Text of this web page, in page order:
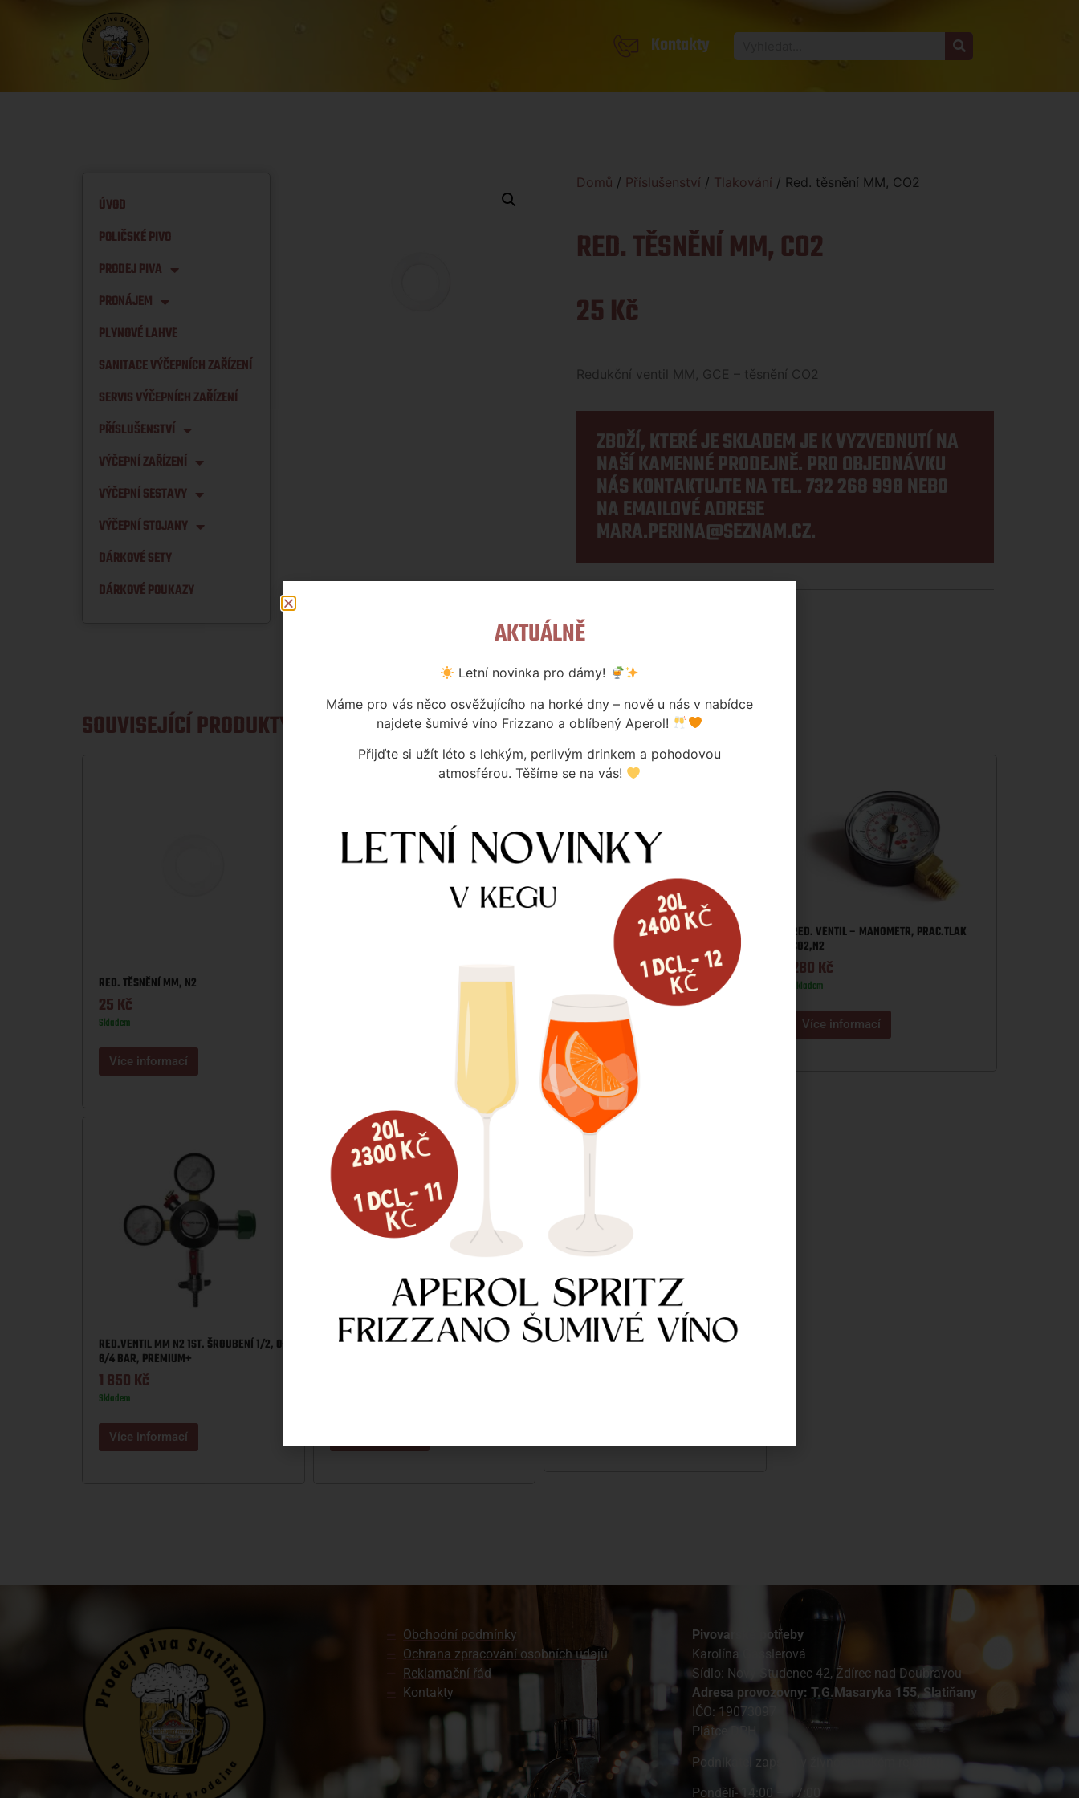
Kontakty
ÚVOD
POLIČSKÉ PIVO
PRODEJ PIVA
PRONÁJEM
PLYNOVÉ LAHVE
SANITACE VÝČEPNÍCH ZAŘÍZENÍ
SERVIS VÝČEPNÍCH ZAŘÍZENÍ
PŘÍSLUŠENSTVÍ
VÝČEPNÍ ZAŘÍZENÍ
VÝČEPNÍ SESTAVY
VÝČEPNÍ STOJANY
DÁRKOVÉ SETY
DÁRKOVÉ POUKAZY
Domů / Příslušenství / Tlakování / Red. těsnění MM, CO2
RED. TĚSNĚNÍ MM, CO2
25Kč
Redukční ventil MM, GCE – těsnění CO2
ZBOŽÍ, KTERÉ JE SKLADEM JE K VYZVEDNUTÍ NA
NAŠÍ KAMENNÉ PRODEJNĚ. PRO OBJEDNÁVKU
NÁS KONTAKTUJTE NA TEL.732 268 998 NEBO
NA EMAILOVÉ ADRESE
MARA.PERINA@SEZNAM.CZ.
Kategorie:
SOUVISEJÍCÍ PRODUKTY
RED. TĚSNĚNÍ MM, N2
25Kč
Skladem
Více informací
TERMOSTAT TS RANCO K50-H2005
REDUKČNÍ VENTIL MM CO2 1ST. G3/4
Více informací
RED. VENTIL – MANOMETR, PRAC.TLAK
CO2,N2
280Kč
Skladem
Více informací
RED.VENTIL MM N2 1ST. ŠROUBENÍ 1/2, 0-
6/4 BAR, PREMIUM+
1 850Kč
Skladem
Více informací
RED.VENTIL MM CO2 1ST., ŠROUBENÍ 1/2, REDUKCE NA LÁHEV Z CO2 NA N2
Obchodní podmínky
Ochrana zpracování osobních údajů
Reklamační řád
Kontakty
Pivovarské potřeby
Karolína Gasslerová
Sídlo: Nový Studenec 42, Ždírec nad Doubravou
Adresa provozovny: T.G.Masaryka 155, Slatiňany
IČO: 19073097
Plátce DPH
Podnikatel zapsán v živnostenském rejstříku
Pondělí- 14:00 – 17:00
AKTUÁLNĚ
Letní novinka pro dámy!
Máme pro vás něco osvěžujícího na horké dny – nově u nás v nabídce
najdete šumivé víno Frizzano a oblíbený Aperol!
Přijďte si užít léto s lehkým, perlivým drinkem a pohodovou
atmosférou. Těšíme se na vás!